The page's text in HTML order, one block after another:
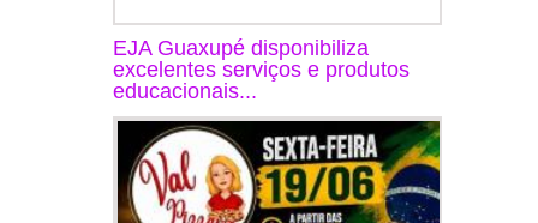
EJA Guaxupé disponibiliza
excelentes serviços e produtos
educacionais...